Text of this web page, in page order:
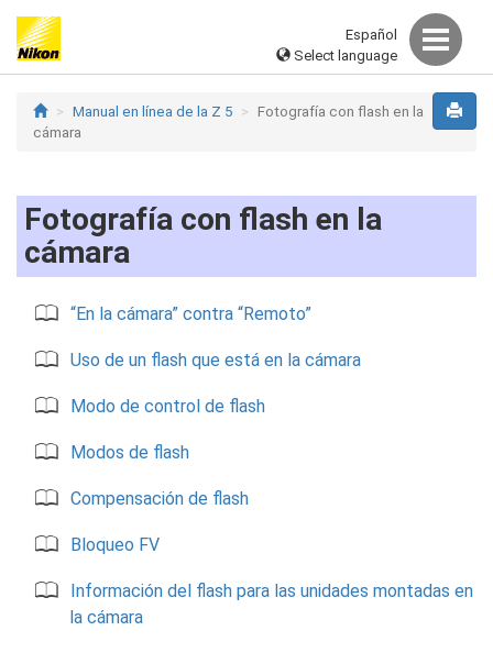
Español
Select language
Manual en línea de la Z 5
Fotografía con flash en la
cámara
Fotografía con flash en la
cámara
“En la cámara” contra “Remoto”
Uso de un flash que está en la cámara
Modo de control de flash
Modos de flash
Compensación de flash
Bloqueo FV
Información del flash para las unidades montadas en
la cámara